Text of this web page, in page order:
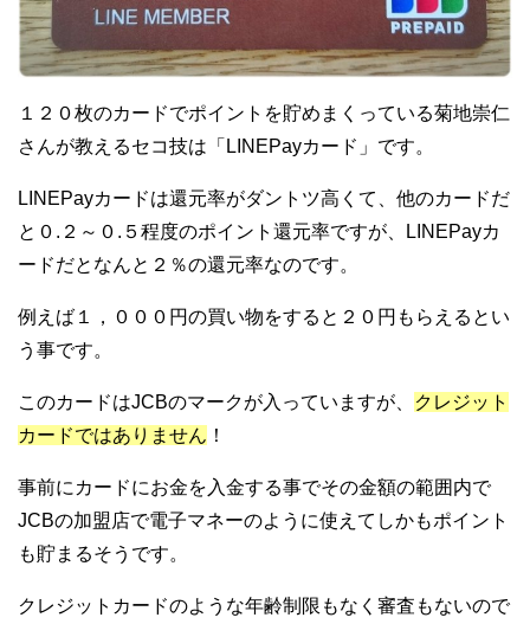
１２０枚のカードでポイントを貯めまくっている菊地崇仁
さんが教えるセコ技は「LINEPayカード」です。
LINEPayカードは還元率がダントツ高くて、他のカードだ
と０.２～０.５程度のポイント還元率ですが、LINEPayカ
ードだとなんと２％の還元率なのです。
例えば１，０００円の買い物をすると２０円もらえるとい
う事です。
このカードはJCBのマークが入っていますが、
クレジット
カードではありません ！
事前にカードにお金を入金する事でその金額の範囲内で
JCBの加盟店で電子マネーのように使えてしかもポイント
も貯まるそうです。
クレジットカードのような年齢制限もなく審査もないので